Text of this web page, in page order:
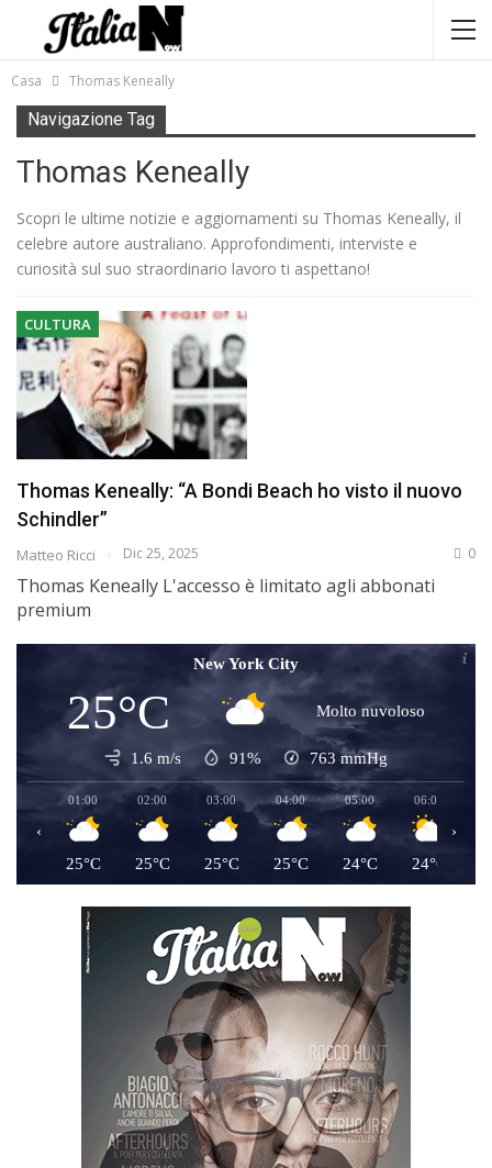
Casa Thomas Keneally
Navigazione Tag
Thomas Keneally
Scopri le ultime notizie e aggiornamenti su Thomas Keneally, il
celebre autore australiano. Approfondimenti, interviste e
curiosità sul suo straordinario lavoro ti aspettano!
CULTURA
Thomas Keneally: “A Bondi Beach ho visto il nuovo
Schindler”
Matteo Ricci Dic 25, 2025 0
Thomas Keneally L'accesso è limitato agli abbonati
premium
New York City
25°C Molto nuvoloso
1.6 m/s 91% 763mmHg
01:00
25°C
02:00
25°C
03:00
25°C
04:00
25°C
05:00
24°C
06:00
24°C
‹ ›